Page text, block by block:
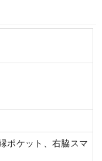
ポケット、右脇スマ